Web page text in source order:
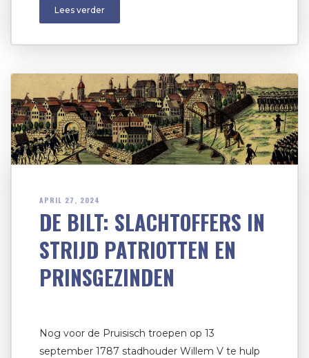
Lees verder
APRIL 27, 2024
DE BILT: SLACHTOFFERS IN
STRIJD PATRIOTTEN EN
PRINSGEZINDEN
Nog voor de Pruisisch troepen op 13
september 1787 stadhouder Willem V te hulp